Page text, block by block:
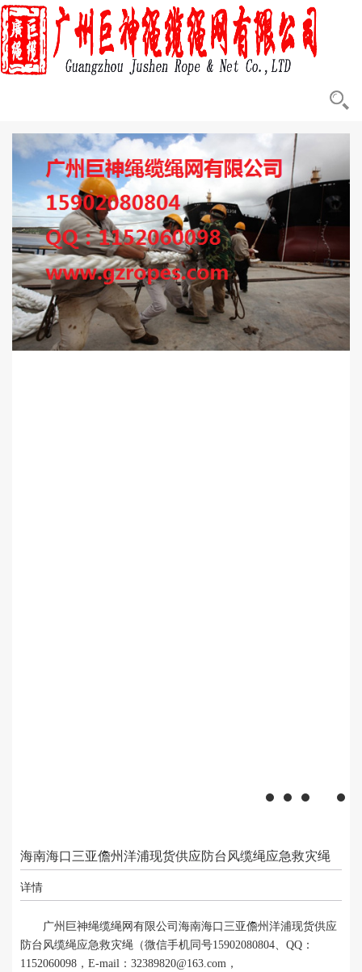
海南海口三亚儋州洋浦现货供应防台风缆绳应急救灾绳
详情
广州巨神绳缆绳网有限公司海南海口三亚儋州洋浦现货供应
防台风缆绳应急救灾绳（微信手机同号15902080804 QQ ：
1152060098 ， E-mail： 32389820@163.com ，